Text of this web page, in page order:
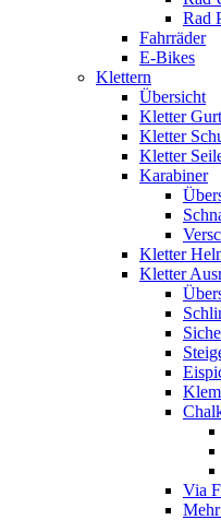
Rad
Fahrräder
E-Bikes
Klettern
Übersicht
Kletter
Kletter
Kletter
Karabiner
Kletter
Kletter
Via